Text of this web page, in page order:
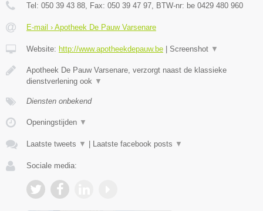
Tel: 050 39 43 88 , Fax: 050 39 47 97 , BTW-nr: be 0429 480 960
E-mail › Apotheek De Pauw Varsenare
Website: http://www.apotheekdepauw.be Screenshot ▼
Apotheek De Pauw Varsenare, verzorgt naast de klassieke
dienstverlening ook ▼
Diensten onbekend
Openingstijden ▼
Laatste tweets ▼ Laatste facebook posts ▼
Sociale media: